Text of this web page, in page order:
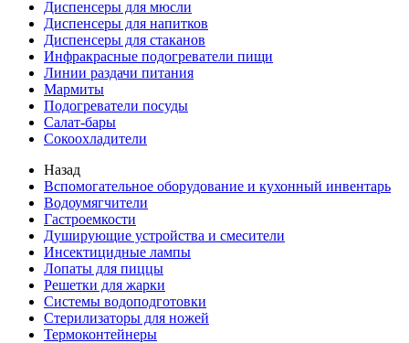
Диспенсеры для мюсли
Диспенсеры для напитков
Диспенсеры для стаканов
Инфракрасные подогреватели пищи
Линии раздачи питания
Мармиты
Подогреватели посуды
Салат-бары
Сокоохладители
Назад
Вспомогательное оборудование и кухонный инвентарь
Водоумягчители
Гастроемкости
Душирующие устройства и смесители
Инсектицидные лампы
Лопаты для пиццы
Решетки для жарки
Системы водоподготовки
Стерилизаторы для ножей
Термоконтейнеры